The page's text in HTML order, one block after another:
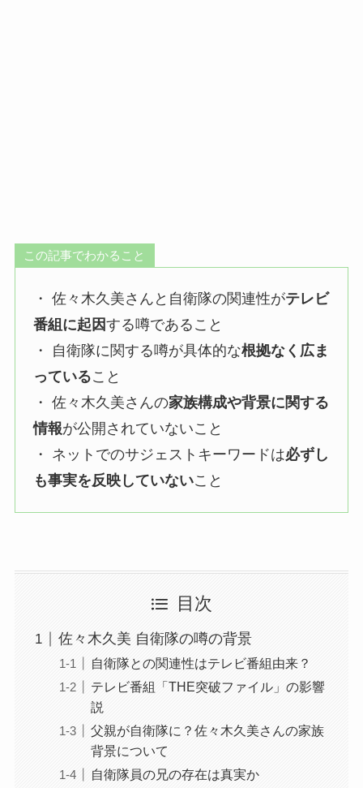
この記事でわかること
・ 佐々木久美さんと自衛隊の関連性がテレビ
番組に起因する噂であること
・ 自衛隊に関する噂が具体的な根拠なく広ま
っていること
・ 佐々木久美さんの家族構成や背景に関する
情報が公開されていないこと
・ ネットでのサジェストキーワードは必ずし
も事実を反映していないこと
目次
佐々木久美 自衛隊の噂の背景
自衛隊との関連性はテレビ番組由来？
テレビ番組「THE突破ファイル」の影響
説
父親が自衛隊に？佐々木久美さんの家族
背景について
自衛隊員の兄の存在は真実か